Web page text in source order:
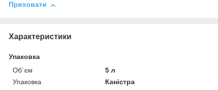
Приховати
Характеристики
Упаковка
Об`єм
5 л
Упаковка
Каністра